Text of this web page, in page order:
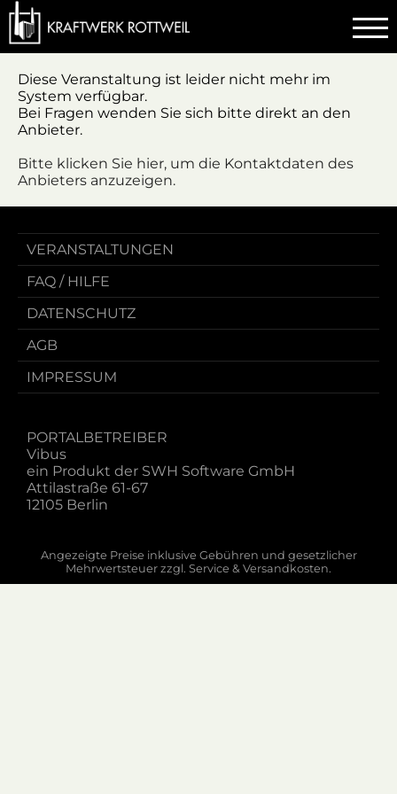
Diese Veranstaltung ist leider nicht mehr im
System verfügbar.
Bei Fragen wenden Sie sich bitte direkt an den
Anbieter.
Bitte klicken Sie hier, um die Kontaktdaten des
Anbieters anzuzeigen.
VERANSTALTUNGEN
FAQ / HILFE
DATENSCHUTZ
AGB
IMPRESSUM
PORTALBETREIBER
Vibus
ein Produkt der SWH Software GmbH
Attilastraße 61-67
12105 Berlin
Angezeigte Preise inklusive Gebühren und gesetzlicher
Mehrwertsteuer zzgl. Service & Versandkosten.